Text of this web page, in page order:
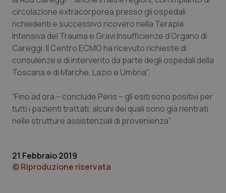
Provincia Autonoma di Bolzano
Provincia Autonoma di Trento
Puglia
Sicilia
Umbria
Infezioni & Febbre
Ipertensione & Scompenso
Malattie rare
Neuroscienze & patologie neurodegenerative
Oftalmologia
circolazione extracorporea presso gli ospedali
richiedenti e successivo ricovero nella Terapia
Intensiva del Trauma e Gravi Insufficienze d’Organo di
Careggi. Il Centro ECMO ha ricevuto richieste di
consulenze e di intervento da parte degli ospedali della
Toscana e di Marche, Lazio e Umbria".
“Fino ad ora – conclude Peris – gli esiti sono positivi per
tutti i pazienti trattati, alcuni dei quali sono già rientrati
nelle strutture assistenziali di provenienza”.
21 Febbraio 2019
© Riproduzione riservata